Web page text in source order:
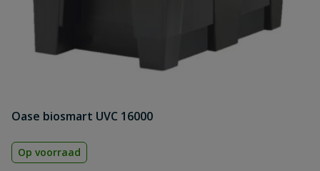
Oase biosmart UVC 16000
Op voorraad